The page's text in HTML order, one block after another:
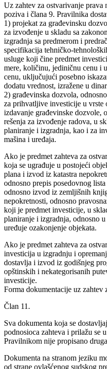
Uz zahtev za ostvarivanje prava
poziva i člana 9. Pravilnika
1) projekat za građevinsku
za izvođenje u skladu sa
izgradnja sa predmerom i
specifikacija tehničko-
usluge koji čine predmet
mere, količinu, jediničnu cenu i
cenu, uključujući posebno
dodatu vrednost, izražene u
2) građevinska dozvola,
za prihvatljive investicije u vrste
izdavanje građevinske dozvole,
rešenja za izvođenje radova, u
planiranje i izgradnja, kao i za
mašina i uređaja.
Ako je predmet zahteva za
koja se ugrađuje u postojeći
plana i izvod iz katastra
odnosno prepis posedovnog
odnosno izvod iz zemljišnih
nepokretnosti, odnosno
koji je predmet investicije, u
planiranje i izgradnja, odnosno
uređuje ozakonjenje objekata.
Ako je predmet zahteva za
investicija u izgradnju i
dostavlja i izvod iz godišnjeg
opštinskih i nekategorisanih
investicije.
Forma dokumentacije uz zahtev
Član 11.
Sva dokumenta koja se
podnosioca zahteva i prilažu
Pravilnikom nije propisano
Dokumenta na stranom jeziku
od strane ovlašćenog sudskog